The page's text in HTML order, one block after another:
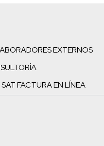
EXTERNOS
FACTURA EN LÍNEA